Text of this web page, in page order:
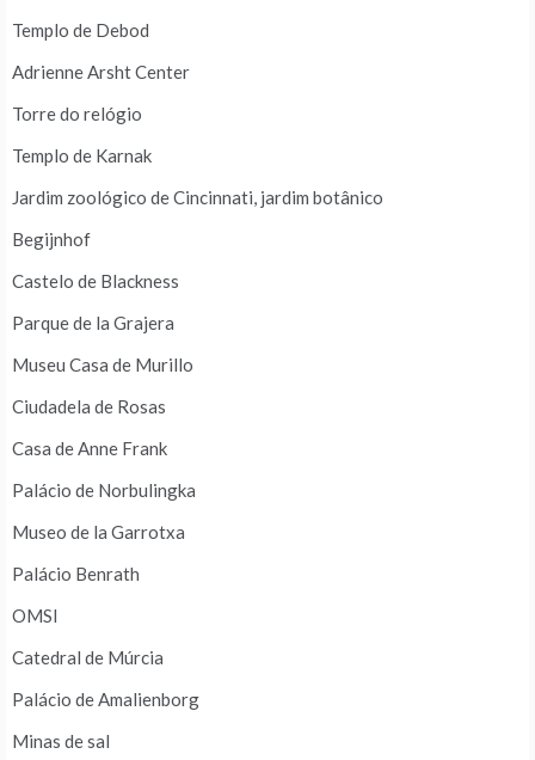
Templo de Debod
Adrienne Arsht Center
Torre do relógio
Templo de Karnak
Jardim zoológico de Cincinnati, jardim botânico
Begijnhof
Castelo de Blackness
Parque de la Grajera
Museu Casa de Murillo
Ciudadela de Rosas
Casa de Anne Frank
Palácio de Norbulingka
Museo de la Garrotxa
Palácio Benrath
OMSI
Catedral de Múrcia
Palácio de Amalienborg
Minas de sal